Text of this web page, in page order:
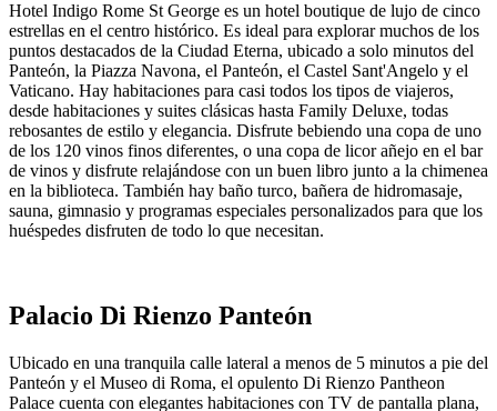
Hotel Indigo Rome St George es un hotel boutique de lujo de cinco
estrellas en el centro histórico. Es ideal para explorar muchos de los
puntos destacados de la Ciudad Eterna, ubicado a solo minutos del
Panteón, la Piazza Navona, el Panteón, el Castel Sant'Angelo y el
Vaticano. Hay habitaciones para casi todos los tipos de viajeros,
desde habitaciones y suites clásicas hasta Family Deluxe, todas
rebosantes de estilo y elegancia. Disfrute bebiendo una copa de uno
de los 120 vinos finos diferentes, o una copa de licor añejo en el bar
de vinos y disfrute relajándose con un buen libro junto a la chimenea
en la biblioteca. También hay baño turco, bañera de hidromasaje,
sauna, gimnasio y programas especiales personalizados para que los
huéspedes disfruten de todo lo que necesitan.
Palacio Di Rienzo Panteón
Ubicado en una tranquila calle lateral a menos de 5 minutos a pie del
Panteón y el Museo di Roma, el opulento Di Rienzo Pantheon
Palace cuenta con elegantes habitaciones con TV de pantalla plana,